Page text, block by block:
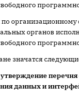
организационному
органов
значатся
утверждение
данных и